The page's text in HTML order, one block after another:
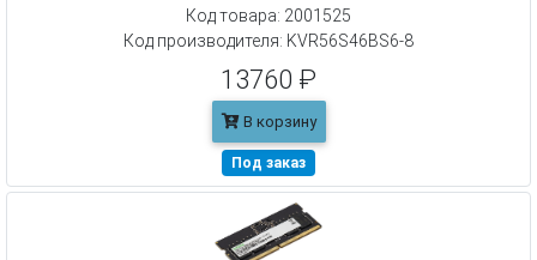
Код товара: 2001525
Код производителя: KVR56S46BS6-8
13760 ₽
В корзину
Под заказ